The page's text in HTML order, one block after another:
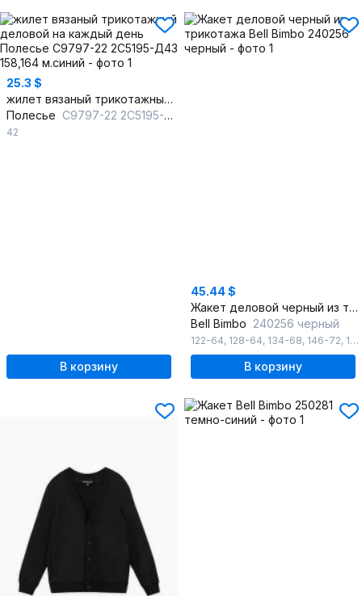
25.3 $
жилет вязаный трикотажный деловой на каждый день
Полесье С9797-22 2С5195-Д43 158,164 м.синий
42
В корзину
45.44 $
Жакет деловой черный из трикотажа
Bell Bimbo 240256 черный
122-64, 128-64, 134-68, 146-72, 170-84
В корзину